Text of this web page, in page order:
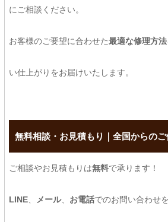
にご相談ください。
お客様のご要望に合わせた最適な修理方法
い仕上がりをお届けいたします。
無料相談・お見積もり｜全国からの
ご相談やお見積もりは無料で承ります！
LINE、 メール、 お電話でのお問い合わせ